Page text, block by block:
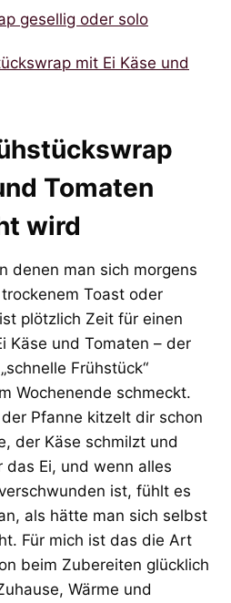
gesellig oder solo
mit Ei Käse und
Tomaten
wird
denen man sich morgens
Toast oder
plötzlich Zeit für einen
Käse und Tomaten – der
Frühstück“
Wochenende schmeckt.
Pfanne kitzelt dir schon
der Käse schmilzt und
Ei, und wenn alles
ist, fühlt es
als hätte man sich selbst
Für mich ist das die Art
beim Zubereiten glücklich
Wärme und